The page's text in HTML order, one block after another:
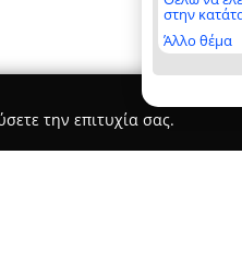
στην
Άλλο θέμα
την επιτυχία σας.